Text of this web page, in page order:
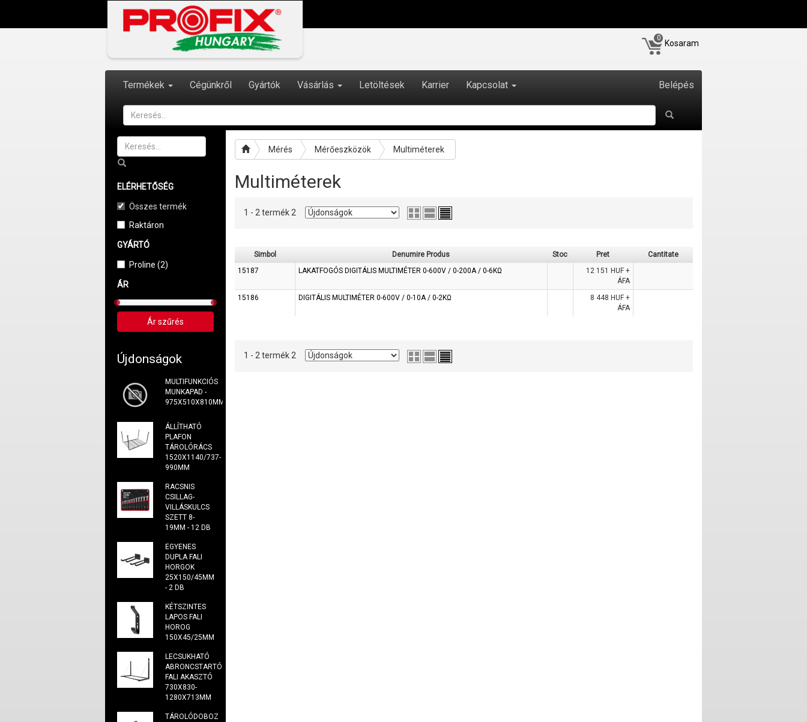
0
Kosaram
Termékek Cégünkről Gyártók Vásárlás Letöltések Karrier Kapcsolat Belépés
ELÉRHETŐSÉG
Összes termék
Raktáron
GYÁRTÓ
Proline (2)
ÁR
Újdonságok
MULTIFUNKCIÓS
MUNKAPAD -
975X510X810MM
ÁLLÍTHATÓ
PLAFON
TÁROLÓRÁCS
1520X1140/737-
990MM
RACSNIS
CSILLAG-
VILLÁSKULCS
SZETT 8-
19MM - 12 DB
EGYENES
DUPLA FALI
HORGOK
25X150/45MM
- 2 DB
KÉTSZINTES
LAPOS FALI
HOROG
150X45/25MM
LECSUKHATÓ
ABRONCSTARTÓ
FALI AKASZTÓ
730X830-
1280X713MM
TÁROLÓDOBOZ
Mérés Mérőeszközök Multiméterek
Multiméterek
1 - 2 termék 2
Simbol Denumire Produs Stoc Pret
Cantitate
15187
LAKATFOGÓS DIGITÁLIS MULTIMÉTER 0-600V / 0-200A / 0-6KΩ
12 151 HUF +
ÁFA
15186
DIGITÁLIS MULTIMÉTER 0-600V / 0-10A / 0-2KΩ
8 448 HUF +
ÁFA
1 - 2 termék 2